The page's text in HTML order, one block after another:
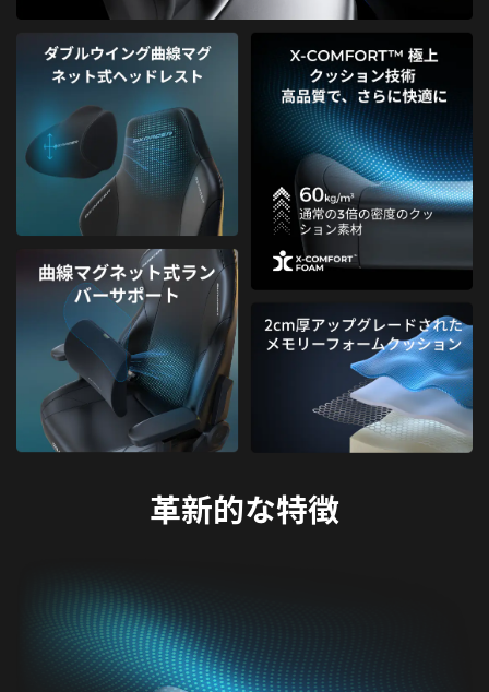
革新的な特徴